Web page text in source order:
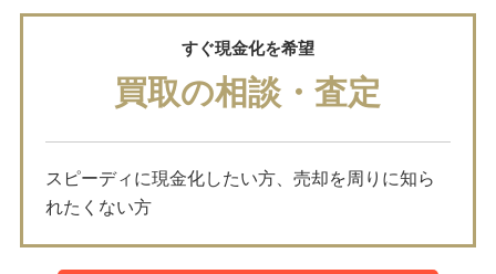
すぐ現金化を希望
買取の相談・査定
スピーディに現金化したい方、売却を周りに知ら
れたくない方